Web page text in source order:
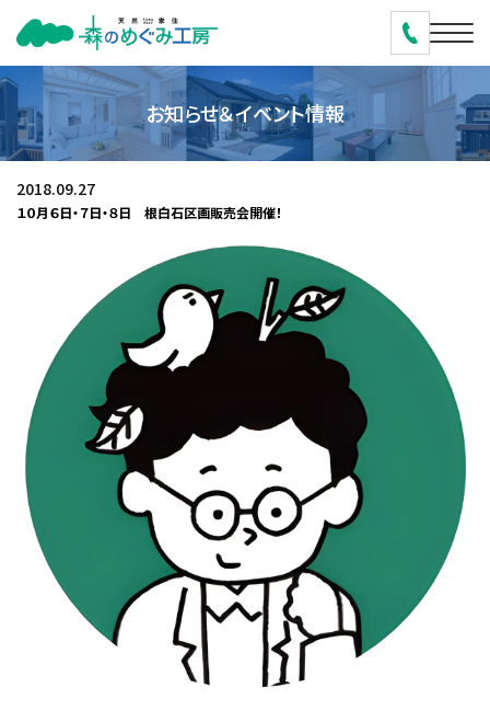
お知らせ＆イベント情報
2018.09.27
１０月６日・７日・８日 根白石区画販売会開催！